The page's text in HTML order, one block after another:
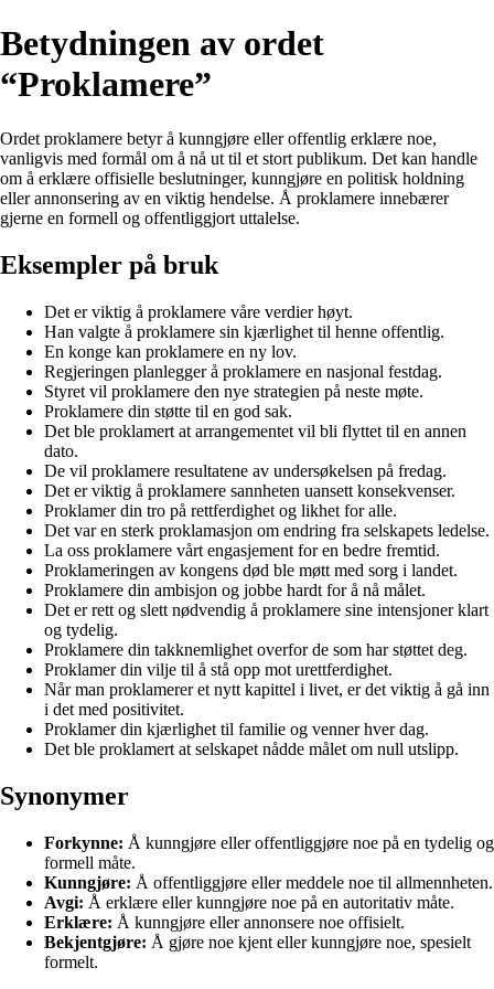
Betydningen av ordet
“Proklamere”
Ordet proklamere betyr å kunngjøre eller offentlig erklære noe,
vanligvis med formål om å nå ut til et stort publikum. Det kan handle
om å erklære offisielle beslutninger, kunngjøre en politisk holdning
eller annonsering av en viktig hendelse. Å proklamere innebærer
gjerne en formell og offentliggjort uttalelse.
Eksempler på bruk
Det er viktig å proklamere våre verdier høyt.
Han valgte å proklamere sin kjærlighet til henne offentlig.
En konge kan proklamere en ny lov.
Regjeringen planlegger å proklamere en nasjonal festdag.
Styret vil proklamere den nye strategien på neste møte.
Proklamere din støtte til en god sak.
Det ble proklamert at arrangementet vil bli flyttet til en annen
dato.
De vil proklamere resultatene av undersøkelsen på fredag.
Det er viktig å proklamere sannheten uansett konsekvenser.
Proklamer din tro på rettferdighet og likhet for alle.
Det var en sterk proklamasjon om endring fra selskapets ledelse.
La oss proklamere vårt engasjement for en bedre fremtid.
Proklameringen av kongens død ble møtt med sorg i landet.
Proklamere din ambisjon og jobbe hardt for å nå målet.
Det er rett og slett nødvendig å proklamere sine intensjoner klart
og tydelig.
Proklamere din takknemlighet overfor de som har støttet deg.
Proklamer din vilje til å stå opp mot urettferdighet.
Når man proklamerer et nytt kapittel i livet, er det viktig å gå inn
i det med positivitet.
Proklamer din kjærlighet til familie og venner hver dag.
Det ble proklamert at selskapet nådde målet om null utslipp.
Synonymer
Forkynne: Å kunngjøre eller offentliggjøre noe på en tydelig og
formell måte.
Kunngjøre: Å offentliggjøre eller meddele noe til allmennheten.
Avgi: Å erklære eller kunngjøre noe på en autoritativ måte.
Erklære: Å kunngjøre eller annonsere noe offisielt.
Bekjentgjøre: Å gjøre noe kjent eller kunngjøre noe, spesielt
formelt.